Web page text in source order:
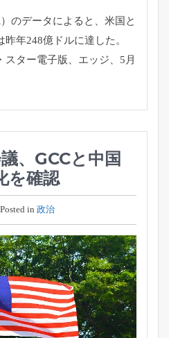
のデータによると、 米国と
年248億ドルに達した。
スター電子版、エッジ、5月
、GCCと中国
を確認
Posted in 政治